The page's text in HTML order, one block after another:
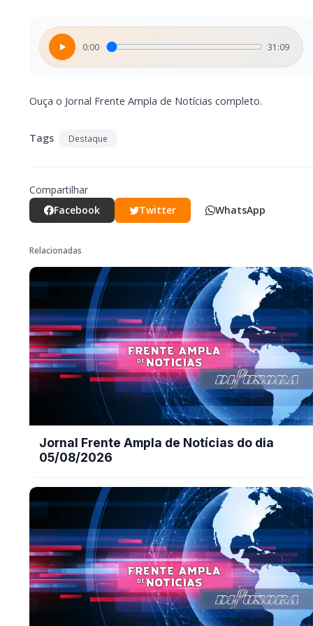
0:00 31:09
Ouça o Jornal Frente Ampla de Notícias completo.
Tags Destaque
Compartilhar
Facebook
Twitter WhatsApp
Relacionadas
Jornal Frente Ampla de Notícias do dia
05/08/2026